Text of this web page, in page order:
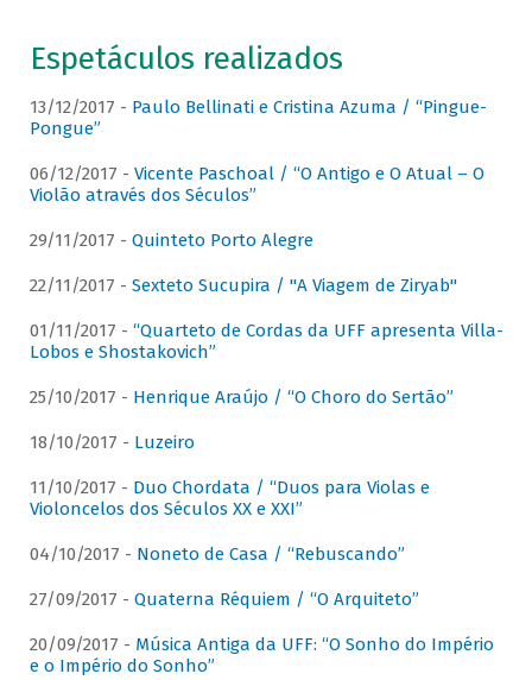
Espetáculos realizados
13/12/2017 - Paulo Bellinati e Cristina Azuma / “Pingue-
Pongue”
06/12/2017 - Vicente Paschoal / “O Antigo e O Atual – O
Violão através dos Séculos”
29/11/2017 - Quinteto Porto Alegre
22/11/2017 - Sexteto Sucupira / "A Viagem de Ziryab"
01/11/2017 - “Quarteto de Cordas da UFF apresenta Villa-
Lobos e Shostakovich”
25/10/2017 - Henrique Araújo / “O Choro do Sertão”
18/10/2017 - Luzeiro
11/10/2017 - Duo Chordata / “Duos para Violas e
Violoncelos dos Séculos XX e XXI”
04/10/2017 - Noneto de Casa / “Rebuscando”
27/09/2017 - Quaterna Réquiem / “O Arquiteto”
20/09/2017 - Música Antiga da UFF: “O Sonho do Império
e o Império do Sonho”